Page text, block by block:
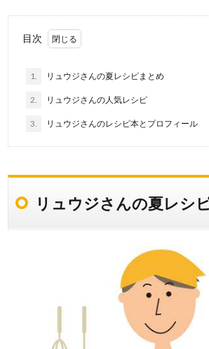
目次
1. リュウジさんの夏レシピまとめ
2. リュウジさんの人気レシピ
3. リュウジさんのレシピ本とプロフィール
リュウジさんの夏レシ